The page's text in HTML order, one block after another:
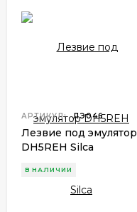
АРТИКУЛ: ЛЭ046
Лезвие под эмулятор
DH5REH Silca
В НАЛИЧИИ